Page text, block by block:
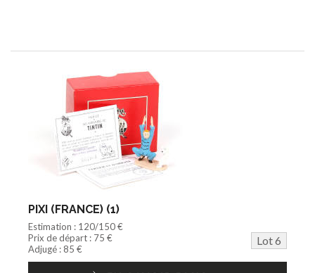
PIXI (FRANCE) (1)
Estimation : 120/150 €
Prix de départ : 75 €
Lot 6
Adjugé : 85 €